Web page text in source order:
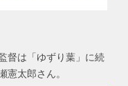
督は「ゆずり葉」に続
憲太郎さん。